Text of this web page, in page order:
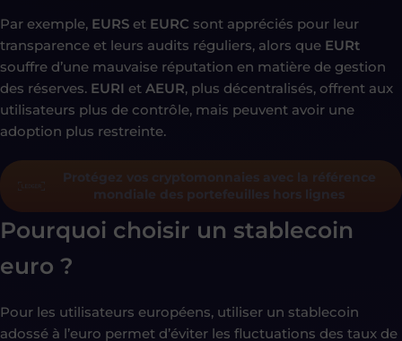
Par exemple, EURS et EURC sont appréciés pour leur
transparence et leurs audits réguliers, alors que EURt
souffre d’une mauvaise réputation en matière de gestion
des réserves. EURI et AEUR, plus décentralisés, offrent aux
utilisateurs plus de contrôle, mais peuvent avoir une
adoption plus restreinte.
Protégez vos cryptomonnaies avec la référence
mondiale des portefeuilles hors lignes
Pourquoi choisir un stablecoin
euro ?
Pour les utilisateurs européens, utiliser un stablecoin
adossé à l’euro permet d’éviter les fluctuations des taux de